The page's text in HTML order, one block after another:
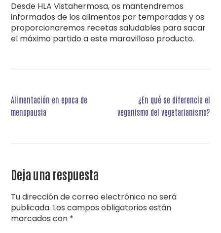
Desde HLA Vistahermosa, os mantendremos
informados de los alimentos por temporadas y os
proporcionaremos recetas saludables para sacar
el máximo partido a este maravilloso producto.
Navegación
de
Alimentación en epoca de
menopausia
¿En qué se diferencia el
veganismo del vegetarianismo?
Deja una respuesta
Tu dirección de correo electrónico no será
publicada. Los campos obligatorios están
marcados con *